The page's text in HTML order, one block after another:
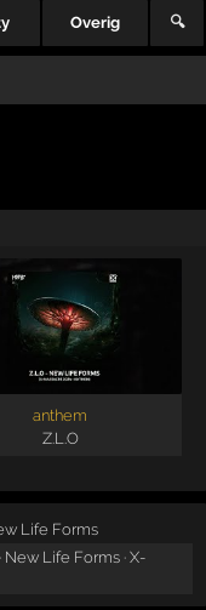
Overig 🔍
anthem
Z.L.O
Life Forms
New Life Forms · X-